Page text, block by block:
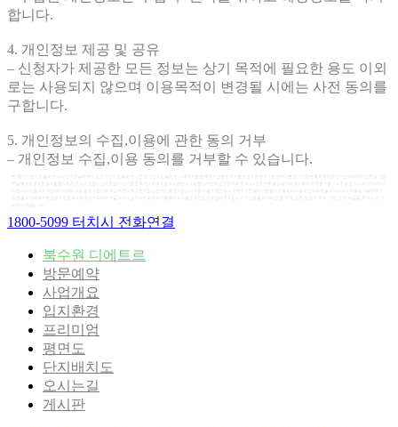
합니다.
4. 개인정보 제공 및 공유
– 신청자가 제공한 모든 정보는 상기 목적에 필요한 용도 이외
로는 사용되지 않으며 이용목적이 변경될 시에는 사전 동의를
구합니다.
5. 개인정보의 수집,이용에 관한 동의 거부
– 개인정보 수집,이용 동의를 거부할 수 있습니다.
1800-5099 터치시 전화연결
북수원 디에트르
방문예약
사업개요
입지환경
프리미엄
평면도
단지배치도
오시는길
게시판